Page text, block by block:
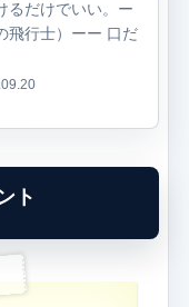
るだけでいい。ー
飛行士）ーー 口だ
ト